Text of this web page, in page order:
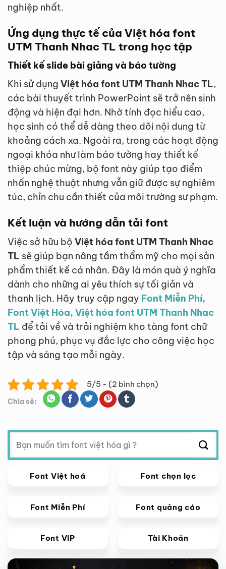
nghiệp nhất.
Ứng dụng thực tế của Việt hóa font
UTM Thanh Nhac TL trong học tập
Thiết kế slide bài giảng và báo tường
Khi sử dụng Việt hóa font UTM Thanh Nhac TL,
các bài thuyết trình PowerPoint sẽ trở nên sinh
động và hiện đại hơn. Nhờ tính đọc hiểu cao,
học sinh có thể dễ dàng theo dõi nội dung từ
khoảng cách xa. Ngoài ra, trong các hoạt động
ngoại khóa như làm báo tường hay thiết kế
thiệp chúc mừng, bộ font này giúp tạo điểm
nhấn nghệ thuật nhưng vẫn giữ được sự nghiêm
túc, chỉn chu cần thiết của môi trường sư phạm.
Kết luận và hướng dẫn tải font
Việc sở hữu bộ Việt hóa font UTM Thanh Nhac
TL sẽ giúp bạn nâng tầm thẩm mỹ cho mọi sản
phẩm thiết kế cá nhân. Đây là món quà ý nghĩa
dành cho những ai yêu thích sự tối giản và
thanh lịch. Hãy truy cập ngay Font Miễn Phí,
Font Việt Hóa, Việt hóa font UTM Thanh Nhac
TL để tải về và trải nghiệm kho tàng font chữ
phong phú, phục vụ đắc lực cho công việc học
tập và sáng tạo mỗi ngày.
5/5 - (2 bình chọn)
Chia sẽ:
Tìm
kiếm:
Font Việt hoá Font chọn lọc
Font Miễn Phí Font quảng cáo
Font VIP Tài Khoản
Giảm giá!